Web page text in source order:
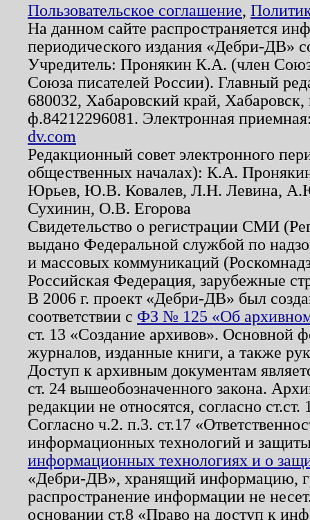
Пользовательское соглашение,
На данном сайте распространяется
периодического издания «Дебри-ДВ»
Учредитель: Пронякин К.А. (член
Союза писателей России). Главный
680032, Хабаровский край,
ф.84212296081. Электронная
dv.com
Редакционный совет электронного
общественных началах): К.А.
Юрьев, Ю.В. Ковалев, Л.Н. Левина,
Сухинин, О.В. Егорова
Свидетельство о регистрации СМИ
выдано Федеральной службой по
и массовых коммуникаций
Российская Федерация, зарубежные
В 2006 г. проект «Дебри-ДВ» был
соответствии с ФЗ № 125 «Об
ст. 13 «Создание архивов». Основной
журналов, изданные книги, а также
Доступ к архивным документам
ст. 24 вышеобозначенного закона.
редакции не относятся, согласно
Согласно ч.2. п.3. ст.17
информационных технологий и
информационных технологиях и о
«Дебри-ДВ», хранящий информацию,
распространение информации не
основании ст.8 «Право на доступ к